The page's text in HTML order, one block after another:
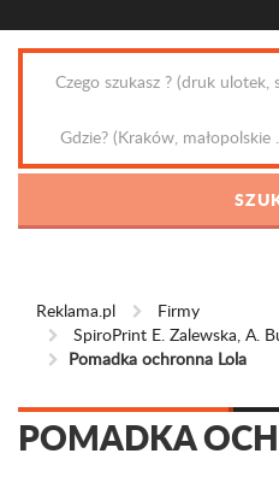
Reklama.pl
Firmy
SpiroPrint E. Zalewska, A.
Pomadka ochronna Lola
POMADKA